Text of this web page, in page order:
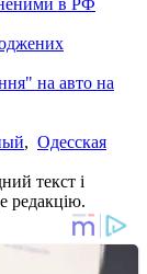
на авто на
, Одесская
текст і
редакцію.